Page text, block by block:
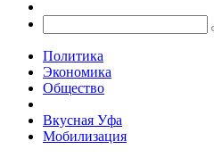
Политика
Экономика
Общество
Вкусная Уфа
Мобилизация